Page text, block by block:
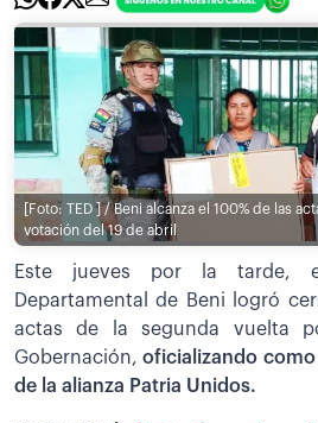
[Foto: TED ] / Beni alcanza el 100% de las
votación del 19 de abril
Este jueves por la tarde,
Departamental de Beni logró
actas de la segunda vuelta
Gobernación,oficializando como
de la alianza Patria Unidos.